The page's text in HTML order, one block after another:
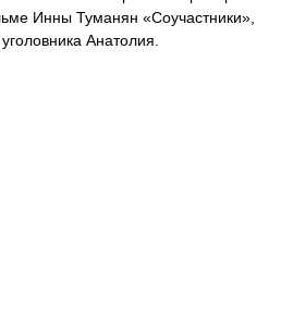
Инны Туманян «Соучастники»,
Анатолия.